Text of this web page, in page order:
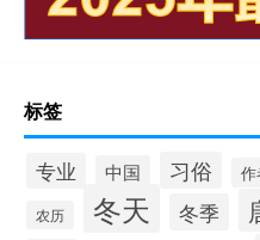
标签
专业 中国 习俗
农历 冬天 冬季